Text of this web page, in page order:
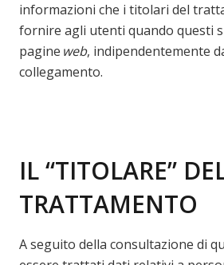
informazioni che i titolari del
fornire agli utenti quando questi
pagine web, indipendentemente
collegamento.
IL “TITOLARE”
TRATTAMENTO
A seguito della consultazione di